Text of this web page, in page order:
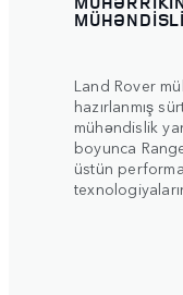
Land Rover
hazırlanmış
mühəndislik
boyunca
üstün